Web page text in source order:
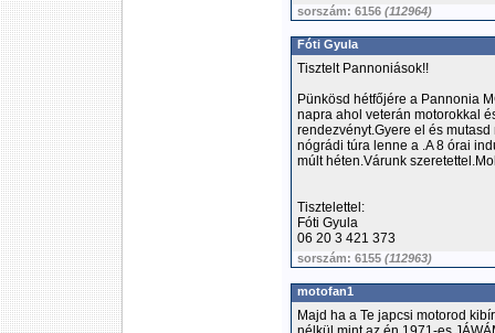
sorszám: 6156 (112964)
Fóti Gyula
Tisztelt Pannoniások!!
Pünkösd hétfőjére a Pannonia
napra ahol veterán motorokkal
rendezvényt.Gyere el és
nógrádi túra lenne a .A 8 órai
múlt héten.Várunk
Tisztelettel:
Fóti Gyula
06 20 3 421 373
sorszám: 6155 (112963)
motofan1
Majd ha a Te japcsi motorod